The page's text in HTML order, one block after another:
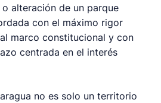
alteración de un parque
con el máximo rigor
marco constitucional y con
centrada en el interés
no es solo un territorio